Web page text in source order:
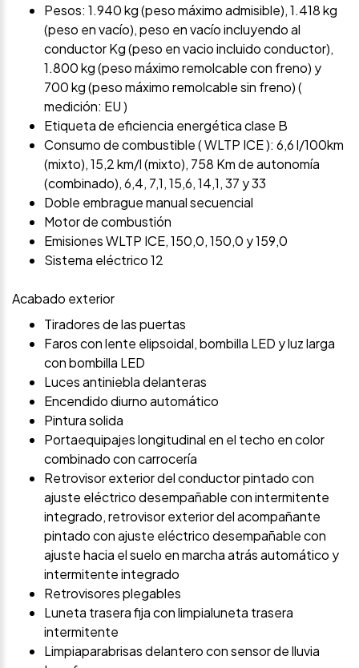
Pesos: 1.940 kg (peso máximo admisible), 1.418 kg
(peso en vacío), peso en vacío incluyendo al
conductor Kg (peso en vacio incluido conductor),
1.800 kg (peso máximo remolcable con freno) y
700 kg (peso máximo remolcable sin freno) (
medición: EU )
Etiqueta de eficiencia energética clase B
Consumo de combustible ( WLTP ICE ): 6,6 l/100km
(mixto), 15,2 km/l (mixto), 758 Km de autonomía
(combinado), 6,4, 7,1, 15,6, 14,1, 37 y 33
Doble embrague manual secuencial
Motor de combustión
Emisiones WLTP ICE, 150,0, 150,0 y 159,0
Sistema eléctrico 12
Acabado exterior
Tiradores de las puertas
Faros con lente elipsoidal, bombilla LED y luz larga
con bombilla LED
Luces antiniebla delanteras
Encendido diurno automático
Pintura solida
Portaequipajes longitudinal en el techo en color
combinado con carrocería
Retrovisor exterior del conductor pintado con
ajuste eléctrico desempañable con intermitente
integrado, retrovisor exterior del acompañante
pintado con ajuste eléctrico desempañable con
ajuste hacia el suelo en marcha atrás automático y
intermitente integrado
Retrovisores plegables
Luneta trasera fija con limpialuneta trasera
intermitente
Limpiaparabrisas delantero con sensor de lluvia